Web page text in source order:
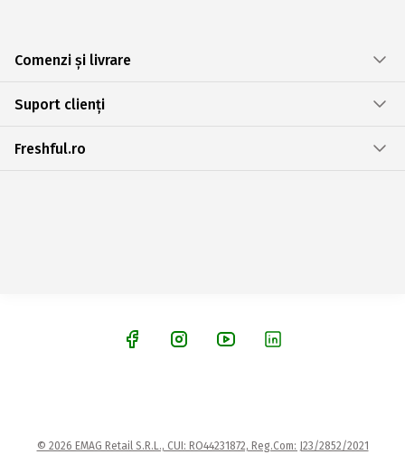
Comenzi și livrare
Suport clienți
Freshful.ro
© 2026 EMAG Retail S.R.L., CUI: RO44231872, Reg.Com: J23/2852/2021